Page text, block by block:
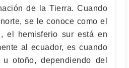
de la Tierra. Cuando
se le conoce como el
el hemisferio sur está en
al ecuador, es cuando
otoño, dependiendo del